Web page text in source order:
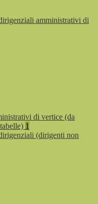
amministrativi di
di vertice (da
1
(dirigenti non